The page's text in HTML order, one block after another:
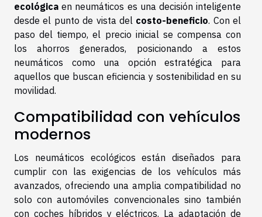
ecológica en neumáticos es una decisión inteligente
desde el punto de vista del costo-beneficio. Con el
paso del tiempo, el precio inicial se compensa con
los ahorros generados, posicionando a estos
neumáticos como una opción estratégica para
aquellos que buscan eficiencia y sostenibilidad en su
movilidad.
Compatibilidad con vehículos
modernos
Los neumáticos ecológicos están diseñados para
cumplir con las exigencias de los vehículos más
avanzados, ofreciendo una amplia compatibilidad no
solo con automóviles convencionales sino también
con coches híbridos y eléctricos. La adaptación de